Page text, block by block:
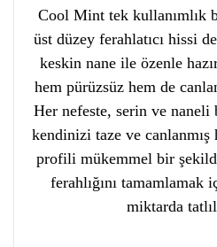
Cool Mint tek kullanımlık
üst düzey ferahlatıcı hissi
keskin nane ile özenle
hem pürüzsüz hem de
Her nefeste, serin ve naneli
kendinizi taze ve
profili mükemmel bir
ferahlığını tamamlamak
miktarda